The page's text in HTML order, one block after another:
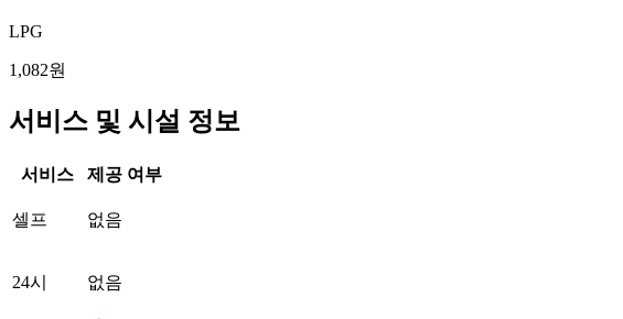
LPG
1,082원
서비스 및 시설 정보
서비스 제공 여부
셀프 없음
24시 없음